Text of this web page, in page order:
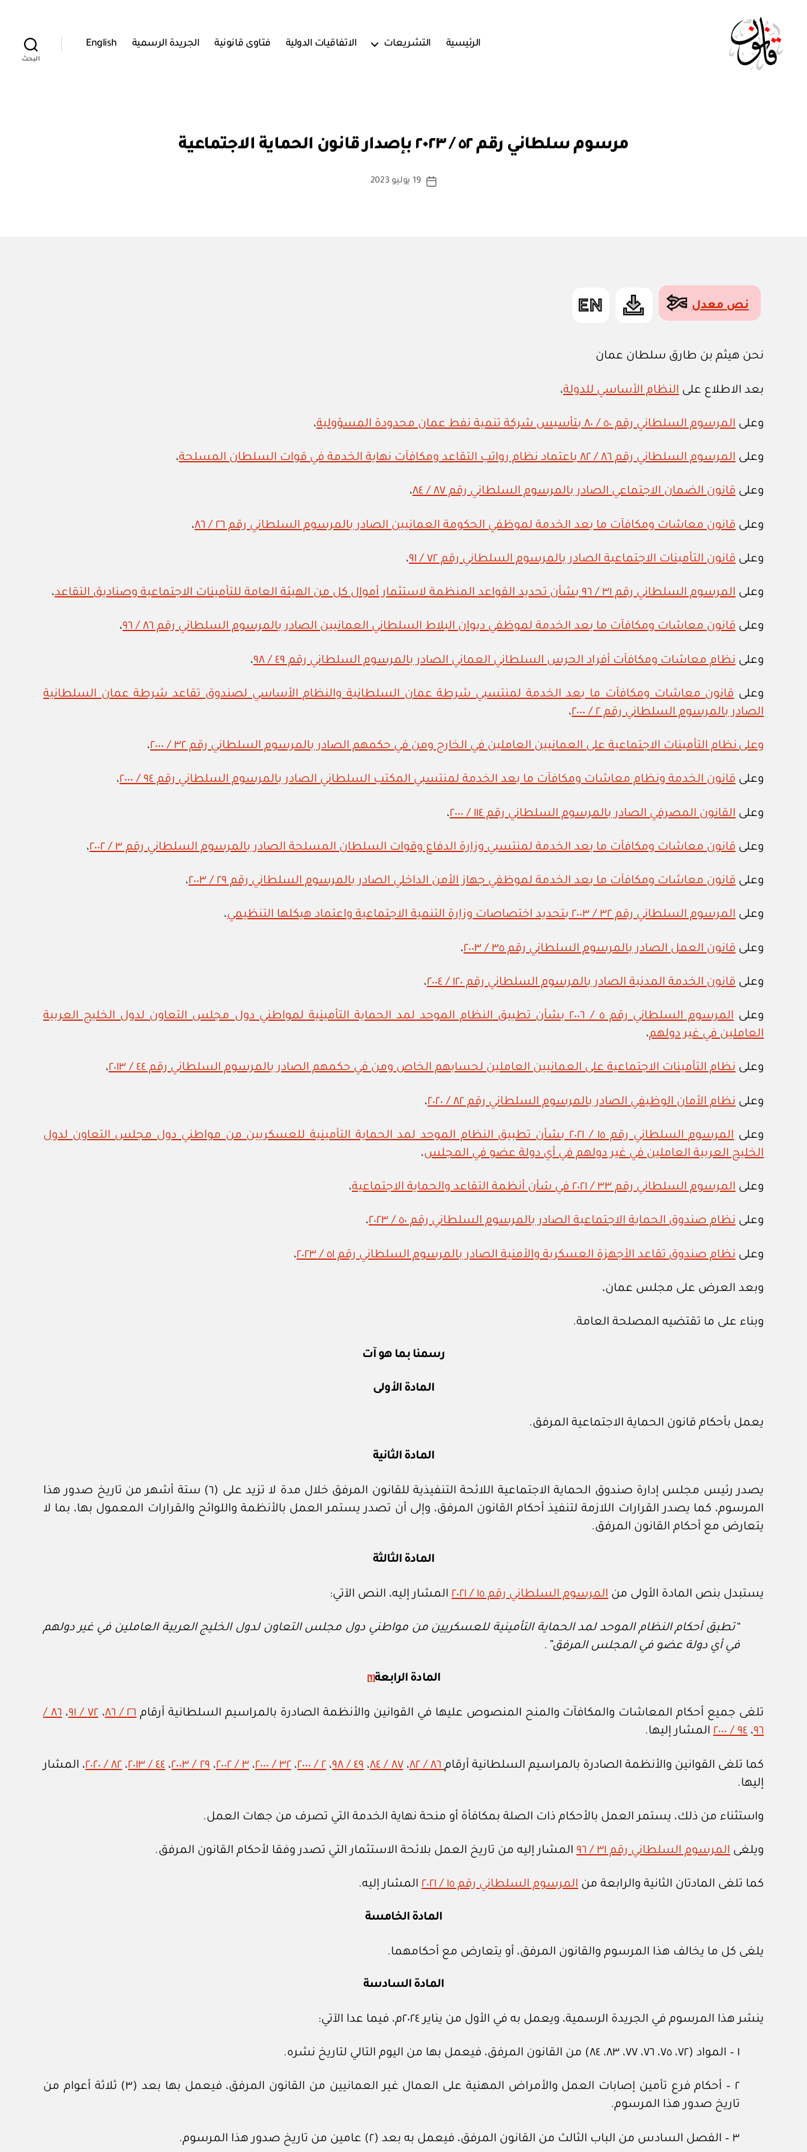
الرئيسية التشريعات الاتفاقيات الدولية فتاوى قانونية الجريدة الرسمية English
البحث
مرسوم سلطاني رقم ٥٢ / ٢٠٢٣ بإصدار قانون الحماية الاجتماعية
كاتب
س
ة
تاريخ
19 يوليو 2023
نص معدل
نحن هيثم بن طارق سلطان عمان
بعد الاطلاع على النظام الأساسي للدولة،
وعلى المرسوم السلطاني رقم ٥٠ / ٨٠ بتأسيس شركة تنمية نفط عمان محدودة المسؤولية ،
وعلى المرسوم السلطاني رقم ٨٦ / ٨٢ باعتماد نظام رواتب التقاعد ومكافآت نهاية الخدمة في قوات السلطان المسلحة ،
وعلى قانون الضمان الاجتماعي الصادر بالمرسوم السلطاني رقم ٨٧ / ٨٤ ،
وعلى قانون معاشات ومكافآت ما بعد الخدمة لموظفي الحكومة العمانيين الصادر بالمرسوم السلطاني رقم ٢٦ / ٨٦ ،
وعلى قانون التأمينات الاجتماعية الصادر بالمرسوم السلطاني رقم ٧٢ / ٩١ ،
وعلى المرسوم السلطاني رقم ٣١ / ٩٦ بشأن تحديد القواعد المنظمة لاستثمار أموال كل من الهيئة العامة للتأمينات الاجتماعية وصناديق التقاعد ،
وعلى قانون معاشات ومكافآت ما بعد الخدمة لموظفي ديوان البلاط السلطاني العمانيين الصادر بالمرسوم السلطاني رقم ٨٦ / ٩٦ ،
وعلى نظام معاشات ومكافآت أفراد الحرس السلطاني العماني الصادر بالمرسوم السلطاني رقم ٤٩ / ٩٨ ،
وعلى قانون معاشات ومكافآت ما بعد الخدمة لمنتسبي شرطة عمان السلطانية والنظام الأساسي لصندوق تقاعد شرطة عمان السلطانية
الصادر بالمرسوم السلطاني رقم ٢ / ٢٠٠٠
،
وعلى نظام التأمينات الاجتماعية على العمانيين العاملين في الخارج ومن في حكمهم الصادر بالمرسوم السلطاني رقم ٣٢ / ٢٠٠٠ ،
وعلى قانون الخدمة ونظام معاشات ومكافآت ما بعد الخدمة لمنتسبي المكتب السلطاني الصادر بالمرسوم السلطاني رقم ٩٤ / ٢٠٠٠ ،
وعلى القانون المصرفي الصادر بالمرسوم السلطاني رقم ١١٤ / ٢٠٠٠ ،
وعلى قانون معاشات ومكافآت ما بعد الخدمة لمنتسبي وزارة الدفاع وقوات السلطان المسلحة الصادر بالمرسوم السلطاني رقم ٣ / ٢٠٠٢ ،
وعلى قانون معاشات ومكافآت ما بعد الخدمة لموظفي جهاز الأمن الداخلي الصادر بالمرسوم السلطاني رقم ٢٩ / ٢٠٠٣ ،
وعلى المرسوم السلطاني رقم ٣٢ / ٢٠٠٣ بتحديد اختصاصات وزارة التنمية الاجتماعية واعتماد هيكلها التنظيمي ،
وعلى قانون العمل الصادر بالمرسوم السلطاني رقم ٣٥ / ٢٠٠٣ ،
وعلى قانون الخدمة المدنية الصادر بالمرسوم السلطاني رقم ١٢٠ / ٢٠٠٤ ،
وعلى
المرسوم السلطاني رقم ٥ / ٢٠٠٦ بشأن تطبيق النظام الموحد لمد الحماية التأمينية لمواطني دول مجلس التعاون لدول الخليج العربية
العاملين في غير دولهم،
وعلى نظام التأمينات الاجتماعية على العمانيين العاملين لحسابهم الخاص ومن في حكمهم الصادر بالمرسوم السلطاني رقم ٤٤ / ٢٠١٣ ،
وعلى نظام الأمان الوظيفي الصادر بالمرسوم السلطاني رقم ٨٢ / ٢٠٢٠ ،
وعلى
المرسوم السلطاني رقم ١٥ / ٢٠٢١ بشأن تطبيق النظام الموحد لمد الحماية التأمينية للعسكريين من مواطني دول مجلس التعاون لدول
الخليج العربية العاملين في غير دولهم في أي دولة عضو في المجلس،
وعلى المرسوم السلطاني رقم ٣٣ / ٢٠٢١ في شأن أنظمة التقاعد والحماية الاجتماعية ،
وعلى نظام صندوق الحماية الاجتماعية الصادر بالمرسوم السلطاني رقم ٥٠ / ٢٠٢٣ ،
وعلى نظام صندوق تقاعد الأجهزة العسكرية والأمنية الصادر بالمرسوم السلطاني رقم ٥١ / ٢٠٢٣ ،
وبعد العرض على مجلس عمان،
وبناء على ما تقتضيه المصلحة العامة.
رسمنا بما هو آت
المادة الأولى
يعمل بأحكام قانون الحماية الاجتماعية المرفق.
المادة الثانية
يصدر رئيس مجلس إدارة صندوق الحماية الاجتماعية اللائحة التنفيذية للقانون المرفق خلال مدة لا تزيد على (٦) ستة أشهر من تاريخ صدور هذا
المرسوم، كما يصدر القرارات اللازمة لتنفيذ أحكام القانون المرفق، وإلى أن تصدر يستمر العمل بالأنظمة واللوائح والقرارات المعمول بها، بما لا
يتعارض مع أحكام القانون المرفق.
المادة الثالثة
يستبدل بنص المادة الأولى من المرسوم السلطاني رقم ١٥ / ٢٠٢١ المشار إليه، النص الآتي:
“تطبق أحكام النظام الموحد لمد الحماية التأمينية للعسكريين من مواطني دول مجلس التعاون لدول الخليج العربية العاملين في غير دولهم
في أي دولة عضو في المجلس المرفق”.
المادة الرابعة[1]
تلغى جميع أحكام المعاشات والمكافآت والمنح المنصوص عليها في القوانين والأنظمة الصادرة بالمراسيم السلطانية أرقام٢٦ / ٨٦ ،٧٢ / ٩١ ،
٨٦ /
٩٦، ٩٤ / ٢٠٠٠ المشار إليها.
كما تلغى القوانين والأنظمة الصادرة بالمراسيم السلطانية أرقام ،٨٧ / ٨٤ ، ٤٩ / ٩٨ ، ٢ / ٢٠٠٠ ،٣٢ / ٢٠٠٠ ، ٣ / ٢٠٠٢ ، ٢٩ / ٢٠٠٣ ، ٤٤ / ٢٠١٣ ، ٨٢ / ٢٠٢٠
، المشار
إليها.
واستثناء من ذلك، يستمر العمل بالأحكام ذات الصلة بمكافأة أو منحة نهاية الخدمة التي تصرف من جهات العمل.
ويلغى المرسوم السلطاني رقم ٣١ / ٩٦ المشار إليه من تاريخ العمل بلائحة الاستثمار التي تصدر وفقا لأحكام القانون المرفق.
كما تلغى المادتان الثانية والرابعة من المرسوم السلطاني رقم ١٥ / ٢٠٢١ المشار إليه.
المادة الخامسة
يلغى كل ما يخالف هذا المرسوم والقانون المرفق، أو يتعارض مع أحكامهما.
المادة السادسة
ينشر هذا المرسوم في الجريدة الرسمية، ويعمل به في الأول من يناير ٢٠٢٤م، فيما عدا الآتي:
١ – المواد (٧٢، ٧٥، ٧٦، ٧٧، ٨٣، ٨٤) من القانون المرفق، فيعمل بها من اليوم التالي لتاريخ نشره.
٢ – أحكام فرع تأمين إصابات العمل والأمراض المهنية على العمال غير العمانيين من القانون المرفق، فيعمل بها بعد (٣) ثلاثة أعوام من
تاريخ صدور هذا المرسوم.
٣ – الفصل السادس من الباب الثالث من القانون المرفق، فيعمل به بعد (٢) عامين من تاريخ صدور هذا المرسوم.